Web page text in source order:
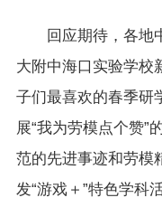
回应期待，各地
大附中海口实验学校
子们最喜欢的春季研
展“我为劳模点个赞”
范的先进事迹和劳模
发“游戏＋”特色学科活